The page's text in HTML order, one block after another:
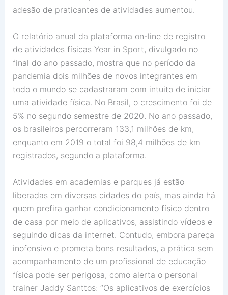
adesão de praticantes de atividades aumentou.
O relatório anual da plataforma on-line de registro
de atividades físicas Year in Sport, divulgado no
final do ano passado, mostra que no período da
pandemia dois milhões de novos integrantes em
todo o mundo se cadastraram com intuito de iniciar
uma atividade física. No Brasil, o crescimento foi de
5% no segundo semestre de 2020. No ano passado,
os brasileiros percorreram 133,1 milhões de km,
enquanto em 2019 o total foi 98,4 milhões de km
registrados, segundo a plataforma.
Atividades em academias e parques já estão
liberadas em diversas cidades do país, mas ainda há
quem prefira ganhar condicionamento físico dentro
de casa por meio de aplicativos, assistindo vídeos e
seguindo dicas da internet. Contudo, embora pareça
inofensivo e prometa bons resultados, a prática sem
acompanhamento de um profissional de educação
física pode ser perigosa, como alerta o personal
trainer Jaddy Santtos: “Os aplicativos de exercícios